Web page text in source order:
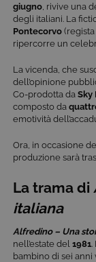
giugno , rivive una
degli italiani. La
Pontecorvo (regista
ripercorre un
La vicenda, che
dell’opinione
Co-prodotta da Sky
composto da
emotività
Ora, in occasione
produzione sarà
La trama di
italiana
Alfredino – Una
nell’estate del 1981
bambino di sei